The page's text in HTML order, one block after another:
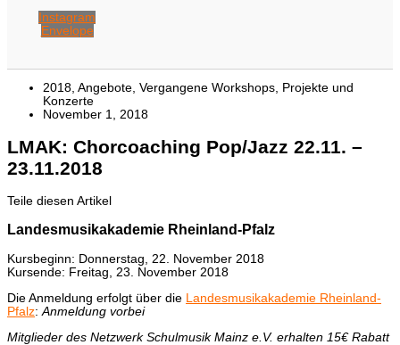
Instagram
Envelope
2018, Angebote, Vergangene Workshops, Projekte und
Konzerte
November 1, 2018
LMAK: Chorcoaching Pop/Jazz 22.11. –
23.11.2018
Teile diesen Artikel
Landesmusikakademie Rheinland-Pfalz
Kursbeginn: Donnerstag, 22. November 2018
Kursende: Freitag, 23. November 2018
Die Anmeldung erfolgt über die Landesmusikakademie Rheinland-
Pfalz:Anmeldung vorbei
Mitglieder des Netzwerk Schulmusik Mainz e.V. erhalten 15€ Rabatt